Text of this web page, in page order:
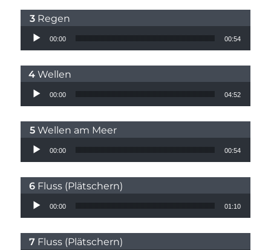
Regen
Audio-Player
00:00 00:54
Wellen
Audio-Player
00:00 04:52
Wellen am Meer
Audio-Player
00:00 00:54
Fluss (Plätschern)
Audio-Player
00:00 01:10
Fluss (Plätschern)